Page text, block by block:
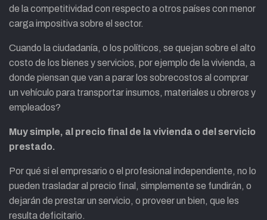
de la competitividad con respecto a otros países con menor
carga impositiva sobre el sector.
Cuando la ciudadanía, o los políticos, se quejan sobre el alto
costo de los bienes y servicios, por ejemplo de la vivienda, a
donde piensan que van a parar los sobrecostos al comprar
un vehículo para transportar insumos, materiales u obreros y
empleados?
Muy simple, al precio final de la vivienda o del servicio
prestado.
Por qué si el empresario o el profesional independiente, no lo
pueden trasladar al precio final, simplemente se fundirán, o
dejarán de prestar un servicio, o proveer un bien, que les
resulta deficitario.